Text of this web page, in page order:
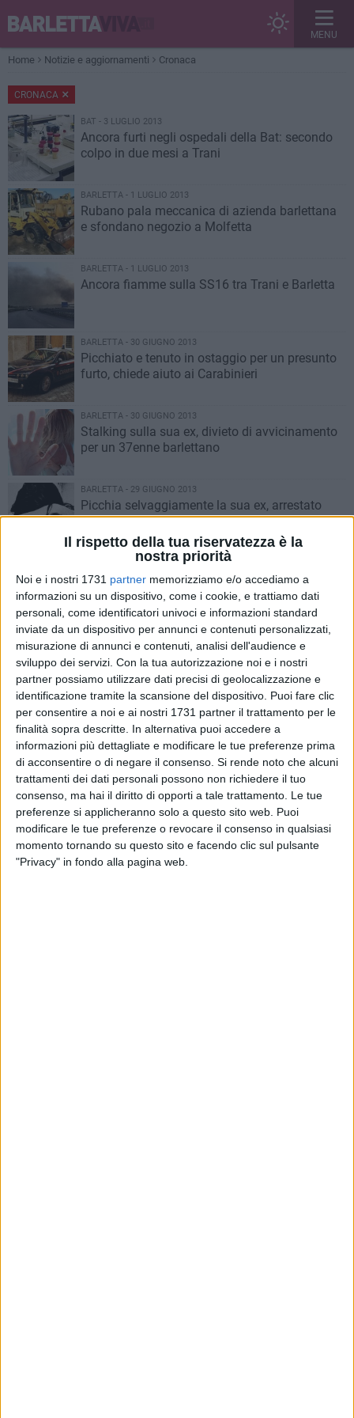
Il rispetto della tua riservatezza è la
nostra priorità
Noi e i nostri 1731 partner memorizziamo e/o accediamo a
informazioni su un dispositivo, come i cookie, e trattiamo dati
personali, come identificatori univoci e informazioni standard
inviate da un dispositivo per annunci e contenuti personalizzati,
misurazione di annunci e contenuti, analisi dell'audience e
sviluppo dei servizi. Con la tua autorizzazione noi e i nostri
partner possiamo utilizzare dati precisi di geolocalizzazione e
identificazione tramite la scansione del dispositivo. Puoi fare clic
per consentire a noi e ai nostri 1731 partner il trattamento per le
finalità sopra descritte. In alternativa puoi accedere a
informazioni più dettagliate e modificare le tue preferenze prima
di acconsentire o di negare il consenso. Si rende noto che alcuni
trattamenti dei dati personali possono non richiedere il tuo
consenso, ma hai il diritto di opporti a tale trattamento. Le tue
preferenze si applicheranno solo a questo sito web. Puoi
modificare le tue preferenze o revocare il consenso in qualsiasi
momento tornando su questo sito e facendo clic sul pulsante
"Privacy" in fondo alla pagina web.
MENU
Home Notizie e aggiornamenti Cronaca
CRONACA
BAT - 3 LUGLIO 2013
Ancora furti negli ospedali della Bat: secondo
colpo in due mesi a Trani
BARLETTA - 1 LUGLIO 2013
Rubano pala meccanica di azienda barlettana
e sfondano negozio a Molfetta
BARLETTA - 1 LUGLIO 2013
Ancora fiamme sulla SS16 tra Trani e Barletta
BARLETTA - 30 GIUGNO 2013
Picchiato e tenuto in ostaggio per un presunto
furto, chiede aiuto ai Carabinieri
BARLETTA - 30 GIUGNO 2013
Stalking sulla sua ex, divieto di avvicinamento
per un 37enne barlettano
BARLETTA - 29 GIUGNO 2013
Picchia selvaggiamente la sua ex, arrestato
33enne barlettano
BARLETTA - 29 GIUGNO 2013
Caldo e incendi, tanto lavoro per la Protezione
Civile
BARLETTA - 27 GIUGNO 2013
Minaccia suicidio con pezzo di metallo, paura
davanti a Palazzo di Città
BARLETTA - 27 GIUGNO 2013
Rapinatori assaltano supermercato in via
Prascina, messi in fuga da sparo
BARLETTA - 26 GIUGNO 2013
Mare agitato, pronto soccorso per due
bagnanti a Ponente
BARLETTA - 26 GIUGNO 2013
Tentata rapina alla Credem di Andria: arrestati